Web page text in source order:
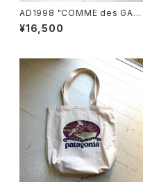
AD1998 "COMME des GAR
ÇONS HOMME PLUS" sum
mer knit
¥16,500